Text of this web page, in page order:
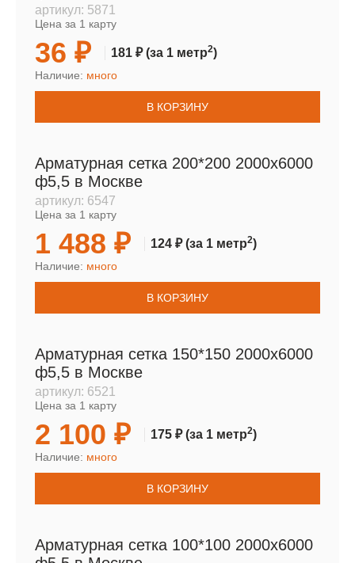
артикул: 5871
Цена за 1 карту
36 ₽ 181 ₽(за 1 метр2)
Наличие: много
В КОРЗИНУ
Арматурная сетка 200*200 2000х6000
ф5,5 в Москве
артикул: 6547
Цена за 1 карту
1 488 ₽ 124 ₽(за 1 метр2)
Наличие: много
В КОРЗИНУ
Арматурная сетка 150*150 2000х6000
ф5,5 в Москве
артикул: 6521
Цена за 1 карту
2 100 ₽ 175 ₽(за 1 метр2)
Наличие: много
В КОРЗИНУ
Арматурная сетка 100*100 2000х6000